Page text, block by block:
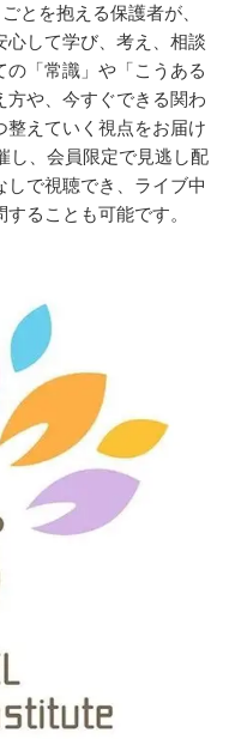
とを抱える保護者が、
心して学び、考え、相談
「常識」や「こうある
や、今すぐできる関わ
整えていく視点をお届け
し、会員限定で見逃し配
で視聴でき、ライブ中
ることも可能です。